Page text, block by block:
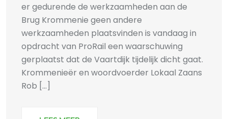
er gedurende de werkzaamheden aan de
Brug Krommenie geen andere
werkzaamheden plaatsvinden is vandaag in
opdracht van ProRail een waarschuwing
gerplaatst dat de Vaartdijk tijdelijk dicht gaat.
Krommenieër en woordvoerder Lokaal Zaans
Rob [...]